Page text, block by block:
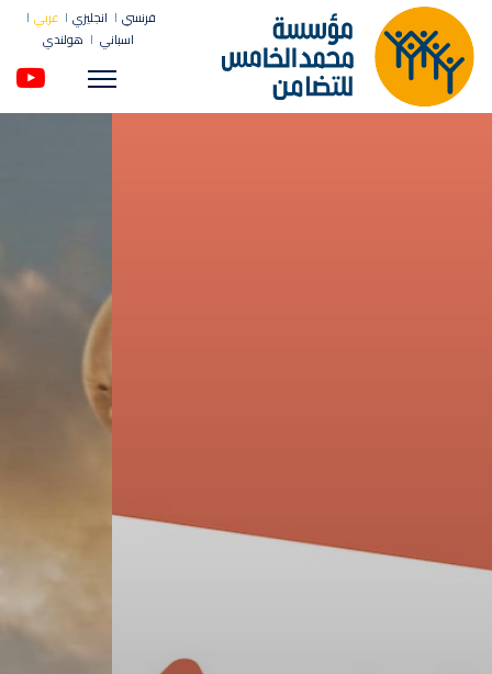
فرنسي انجليزي
عربي
اسباني
هولندي
Menu